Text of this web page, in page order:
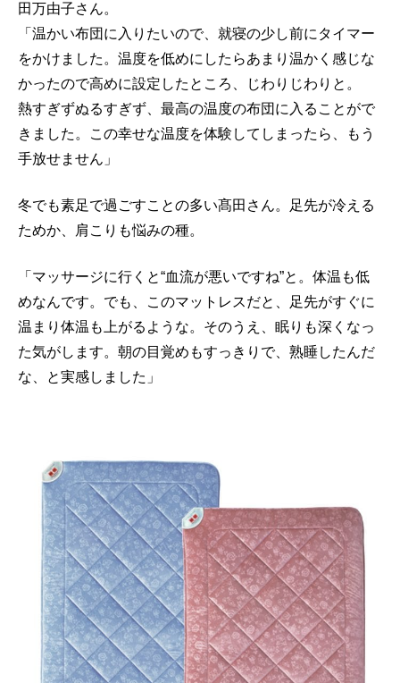
田万由子さん。
「温かい布団に入りたいので、就寝の少し前にタイマー
をかけました。温度を低めにしたらあまり温かく感じな
かったので高めに設定したところ、じわりじわりと。
熱すぎずぬるすぎず、最高の温度の布団に入ることがで
きました。この幸せな温度を体験してしまったら、もう
手放せません」
冬でも素足で過ごすことの多い髙田さん。足先が冷える
ためか、肩こりも悩みの種。
「マッサージに行くと“血流が悪いですね”と。体温も低
めなんです。でも、このマットレスだと、足先がすぐに
温まり体温も上がるような。そのうえ、眠りも深くなっ
た気がします。朝の目覚めもすっきりで、熟睡したんだ
な、と実感しました」